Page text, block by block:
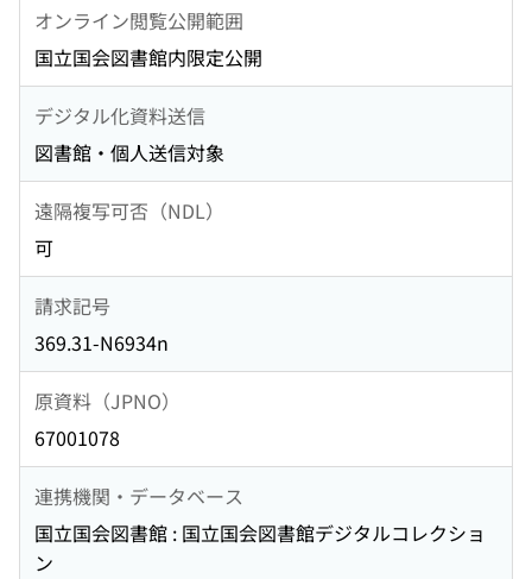
オンライン閲覧公開範囲
国立国会図書館内限定公開
デジタル化資料送信
図書館・個人送信対象
遠隔複写可否（NDL）
可
請求記号
369.31-N6934n
原資料（JPNO）
67001078
連携機関・データベース
国立国会図書館 : 国立国会図書館デジタルコレクショ
ン